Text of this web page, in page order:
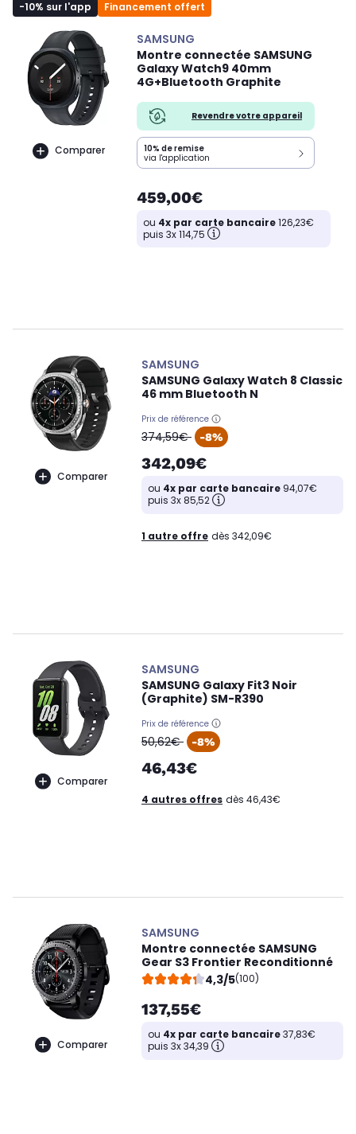
-10% sur l'app Financement offert
Comparer
SAMSUNG
Montre connectée SAMSUNG
Galaxy Watch9 40mm
4G+Bluetooth Graphite
Revendre votre appareil
10% de remise
via l'application
459,00€
ou 4x par carte bancaire126,23€
puis 3x 114,75
Comparer
SAMSUNG
SAMSUNG Galaxy Watch 8 Classic
46 mm Bluetooth N
Prix de référence
oldPrice
374,59€ -8%
342,09€
ou 4x par carte bancaire 94,07€
puis 3x 85,52
1 autre offre dès 342,09€
Comparer
SAMSUNG
SAMSUNG Galaxy Fit3 Noir
(Graphite) SM-R390
Prix de référence
oldPrice
50,62€ -8%
46,43€
4 autres offres dès 46,43€
Comparer
SAMSUNG
Montre connectée SAMSUNG
Gear S3 Frontier Reconditionné
4,3/5(100)
137,55€
ou 4x par carte bancaire37,83€
puis 3x 34,39